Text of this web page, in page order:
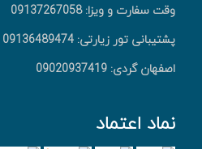
وقت سفارت و ویزا: 09137267058
پشتیبانی تور زیارتی: 09136489474
اصفهان گردی: 09020937419
نماد اعتماد